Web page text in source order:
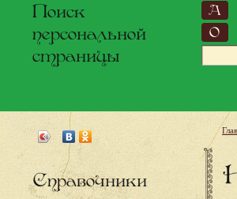
Поиск
персональной
страницы
А
О
Справочники